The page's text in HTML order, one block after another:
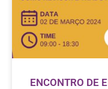
ENCONTRO DE